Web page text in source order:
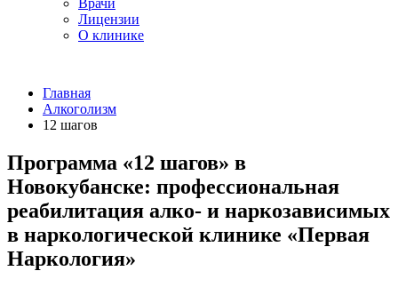
Врачи
Лицензии
О клинике
Главная
Алкоголизм
12 шагов
Программа «12 шагов» в
Новокубанске: профессиональная
реабилитация алко- и наркозависимых
в наркологической клинике «Первая
Наркология»